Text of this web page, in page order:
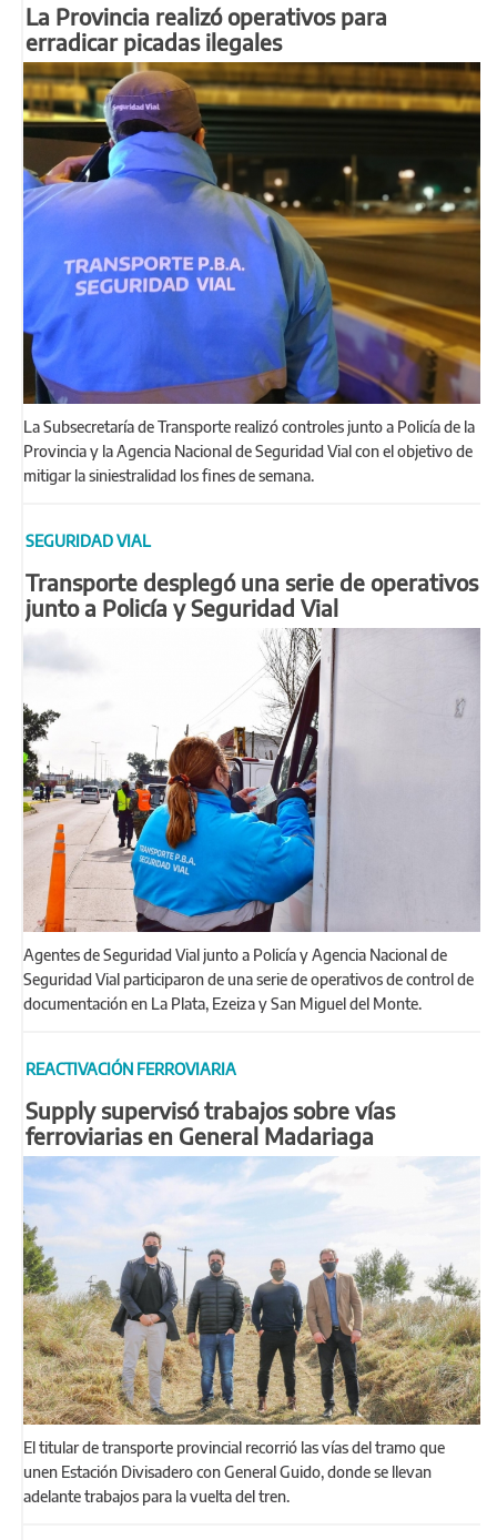
La Provincia realizó operativos para
erradicar picadas ilegales
La Subsecretaría de Transporte realizó controles junto a Policía de la
Provincia y la Agencia Nacional de Seguridad Vial con el objetivo de
mitigar la siniestralidad los fines de semana.
SEGURIDAD VIAL
Transporte desplegó una serie de operativos
junto a Policía y Seguridad Vial
Agentes de Seguridad Vial junto a Policía y Agencia Nacional de
Seguridad Vial participaron de una serie de operativos de control de
documentación en La Plata, Ezeiza y San Miguel del Monte.
REACTIVACIÓN FERROVIARIA
Supply supervisó trabajos sobre vías
ferroviarias en General Madariaga
El titular de transporte provincial recorrió las vías del tramo que
unen Estación Divisadero con General Guido, donde se llevan
adelante trabajos para la vuelta del tren.